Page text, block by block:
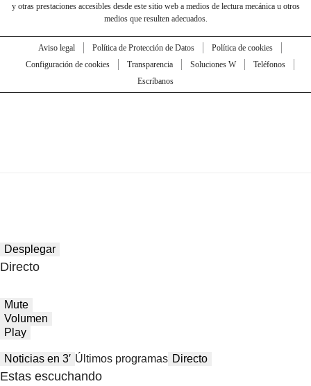
y otras prestaciones accesibles desde este sitio web a medios de lectura mecánica u otros
medios que resulten adecuados.
Aviso legal Política de Protección de Datos
Política de cookies
Configuración de cookies
Transparencia Soluciones W
Teléfonos
Escríbanos
Desplegar
Directo
Mute
Volumen
Play
Noticias en 3′ Últimos programas Directo
Estas escuchando